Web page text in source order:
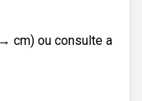
cm) ou consulte a